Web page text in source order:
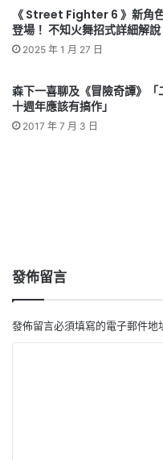
《 Street Fighter 6 》新角
登場！ 不知火舞招式詳細解說
2025 年 1 月 27 日
森下一喜聊及《冒險奇譚》「
十週年應該有搞作」
2017 年 7 月 3 日
發佈留言
發佈留言必須填寫的電子郵件地